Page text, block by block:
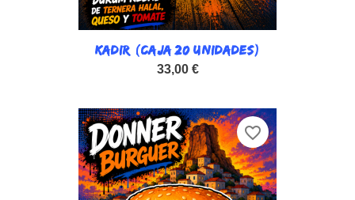
KADIR (CAJA 20 UNIDADES)
33,00 €
favorite_border